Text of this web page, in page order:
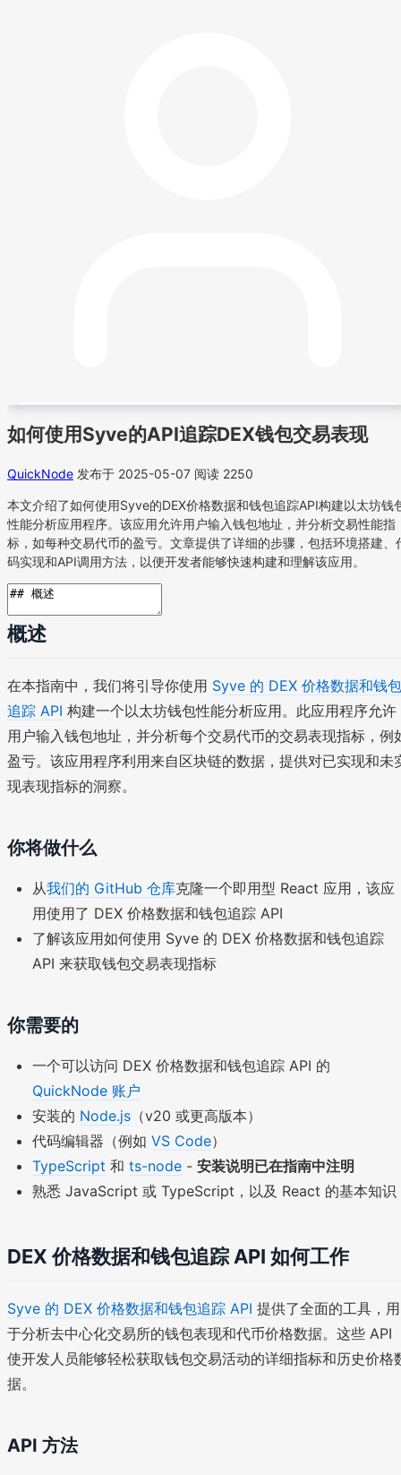
如何使用Syve的API追踪DEX钱包交易表现
QuickNode 发布于 2025-05-07 阅读 2250
本文介绍了如何使用Syve的DEX价格数据和钱包追踪API构建以太坊钱
性能分析应用程序。该应用允许用户输入钱包地址，并分析交易性能指
标，如每种交易代币的盈亏。文章提供了详细的步骤，包括环境搭建、
码实现和API调用方法，以便开发者能够快速构建和理解该应用。
概述
在本指南中，我们将引导你使用 Syve 的 DEX 价格数据和钱包
追踪 API 构建一个以太坊钱包性能分析应用。此应用程序允许
用户输入钱包地址，并分析每个交易代币的交易表现指标，例
盈亏。该应用程序利用来自区块链的数据，提供对已实现和未
现表现指标的洞察。
你将做什么
从我们的 GitHub 仓库克隆一个即用型 React 应用，该应
用使用了 DEX 价格数据和钱包追踪 API
了解该应用如何使用 Syve 的 DEX 价格数据和钱包追踪
API 来获取钱包交易表现指标
你需要的
一个可以访问 DEX 价格数据和钱包追踪 API 的
QuickNode 账户
安装的 Node.js （v20 或更高版本）
代码编辑器（例如 VS Code）
TypeScript 和 ts-node - 安装说明已在指南中注明
熟悉 JavaScript 或 TypeScript，以及 React 的基本知识
DEX 价格数据和钱包追踪 API 如何工作
Syve 的 DEX 价格数据和钱包追踪 API 提供了全面的工具，用
于分析去中心化交易所的钱包表现和代币价格数据。这些 API
使开发人员能够轻松获取钱包交易活动的详细指标和历史价格
据。
API 方法